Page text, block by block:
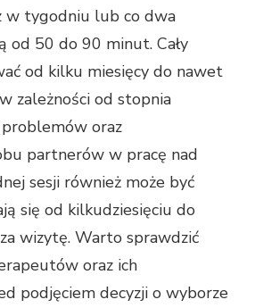
w tygodniu lub co dwa
od 50 do 90 minut. Cały
od kilku miesięcy do nawet
zależności od stopnia
oraz
partnerów w pracę nad
sesji również może być
się od kilkudziesięciu do
wizytę. Warto sprawdzić
oraz ich
podjęciem decyzji o wyborze